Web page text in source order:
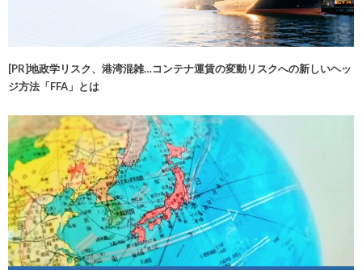
[PR]地政学リスク、港湾混雑…コンテナ運賃の変動リスクへの新しいヘッ
ジ方法「FFA」とは